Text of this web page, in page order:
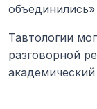
объединились»
Тавтологии
разговорной
академический